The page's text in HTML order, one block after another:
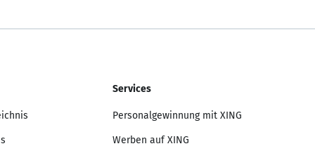
Services
Personalgewinnung mit XING
Werben auf XING